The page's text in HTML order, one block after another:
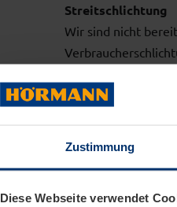
Zustimmung
Diese Webseite verwendet
Streitschlichtung
Wir sind nicht
Haftung
nicht verpflichtet,